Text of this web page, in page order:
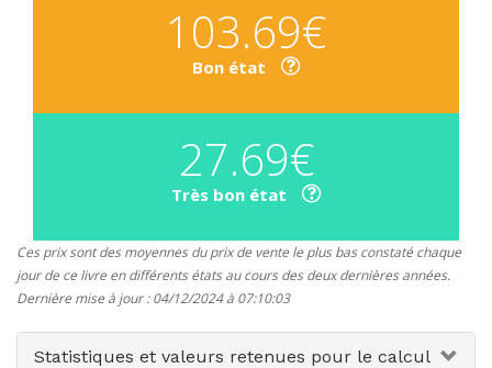
103.69€
Bon état
27.69€
Très bon état
Ces prix sont des moyennes du prix de vente le plus bas constaté chaque
jour de ce livre en différents états au cours des deux dernières années.
Dernière mise à jour : 04/12/2024 à 07:10:03
Statistiques et valeurs retenues pour le calcul